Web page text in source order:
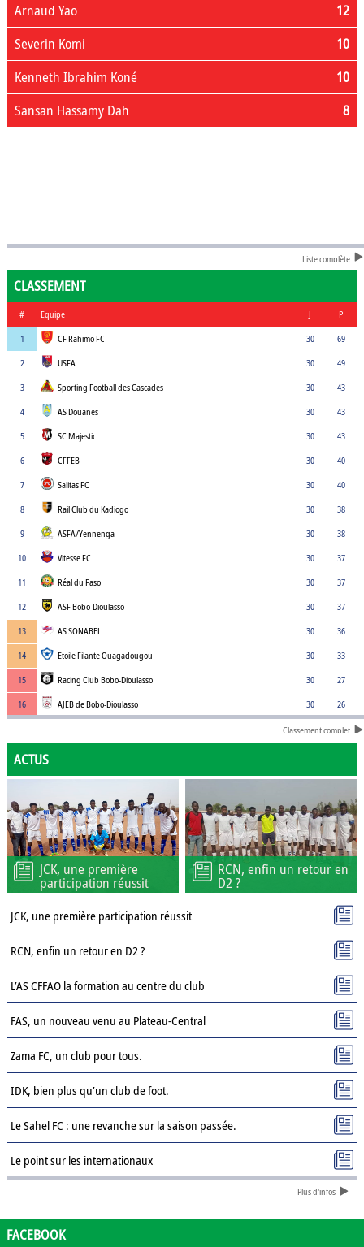
12
Arnaud Yao
10
Severin Komi
10
Kenneth Ibrahim Koné
8
Sansan Hassamy Dah
Liste complète
CLASSEMENT
# Equipe J
P
1
CF Rahimo FC 30
69
2
USFA 30
49
3
Sporting Football des Cascades 30
43
4
AS Douanes 30
43
5
SC Majestic 30
43
6
CFFEB 30
40
7
Salitas FC 30
40
8
Rail Club du Kadiogo 30
38
9
ASFA/Yennenga 30
38
10
Vitesse FC 30
37
11
Réal du Faso 30
37
12
ASF Bobo-Dioulasso 30
37
13
AS SONABEL 30
36
14
Etoile Filante Ouagadougou 30
33
15
Racing Club Bobo-Dioulasso 30
27
16
AJEB de Bobo-Dioulasso 30 26
Classement complet
ACTUS
JCK, une première
participation réussit
RCN, enfin un retour en
D2 ?
JCK, une première participation réussit
RCN, enfin un retour en D2 ?
L’AS CFFAO la formation au centre du club
FAS, un nouveau venu au Plateau-Central
Zama FC, un club pour tous.
IDK, bien plus qu’un club de foot.
Le Sahel FC : une revanche sur la saison passée.
Le point sur les internationaux
Présentation des clubs de D3 : ASPC Tenkodogo
Plus d'infos
FACEBOOK